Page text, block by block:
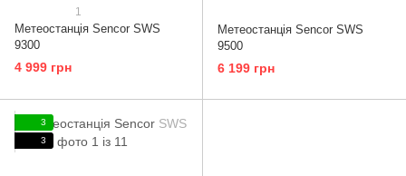
1
Метеостанція Sencor SWS
9300
4 999 грн
Метеостанція Sencor SWS
9500
6 199 грн
3
3